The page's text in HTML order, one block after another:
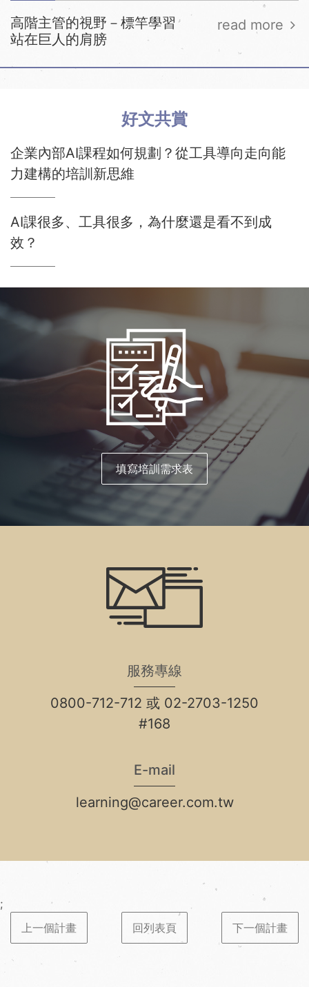
高階主管的視野－標竿學習
站在巨人的肩膀
read more
好文共賞
企業內部AI課程如何規劃？從工具導向走向能
力建構的培訓新思維
AI課很多、工具很多，為什麼還是看不到成
效？
填寫培訓需求表
服務專線
0800-712-712 或 02-2703-1250
#168
E-mail
learning@career.com.tw
;
上一個計畫
回列表頁 下一個計畫